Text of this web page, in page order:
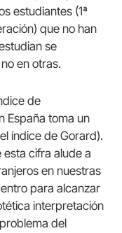
estudiantes (1ª
que no han
se
en otras.
de
España toma un
índice de Gorard).
cifra alude a
en nuestras
para alcanzar
interpretación
del